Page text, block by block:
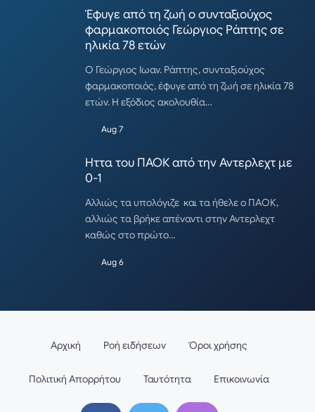
Έφυγε από τη ζωή ο συνταξιούχος
φαρμακοποιός Γεώργιος Ράπτης σε
ηλικία 78 ετών
Ο Γεώργιος Ιωαν. Ράπτης, συνταξιούχος
φαρμακοποιός, έφυγε από τη ζωή σε ηλικία 78
ετών. Η εξόδιος ακολουθία…
Aug 7
Ηττα του ΠΑΟΚ από την Αντερλεχτ με
0-1
Αλλιώς τα υπολόγιζε και τα ήθελε ο ΠΑΟΚ,
αλλιώς τα βρήκε απέναντι στην Αντερλεχτ
καθώς στο πρώτο…
Aug 6
Αρχική Ροή ειδήσεων Όροι χρήσης
Πολιτική Απορρήτου Ταυτότητα Επικοινωνία